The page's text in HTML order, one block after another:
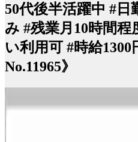
50代後半活躍中 #
み #残業月10時間
い利用可 #時給1300
No.11965》